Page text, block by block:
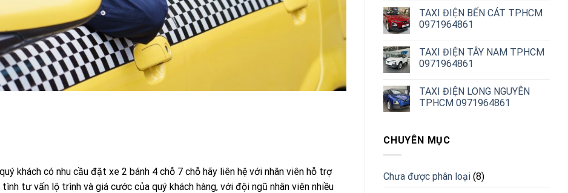
khách có nhu cầu đặt xe 2 bánh 4 chỗ 7 chỗ hãy liên hệ với nhân viên hỗ trợ
tư vấn lộ trình và giá cước của quý khách hàng, với đội ngũ nhân viên nhiều
TAXI ĐIỆN BẾN CÁT TPHCM
0971964861
TAXI ĐIỆN TÂY NAM TPHCM
0971964861
TAXI ĐIỆN LONG NGUYÊN
TPHCM 0971964861
CHUYÊN MỤC
Chưa được phân loại (8)